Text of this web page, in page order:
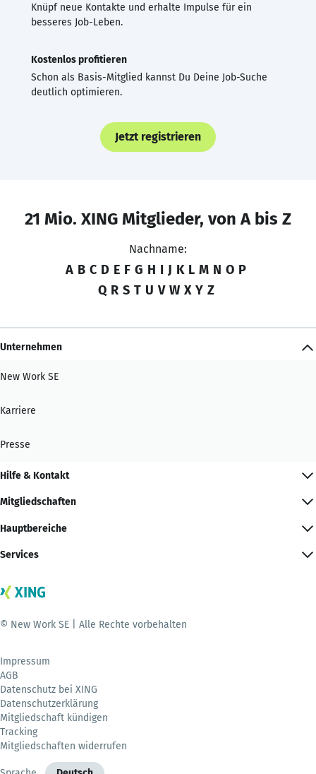
Knüpf neue Kontakte und erhalte Impulse für ein
besseres Job-Leben.
Kostenlos profitieren
Schon als Basis-Mitglied kannst Du Deine Job-Suche
deutlich optimieren.
Jetzt registrieren
21 Mio. XING Mitglieder, von A bis Z
Nachname:
A B C D E F G H I J K L M N O P
Q R S T U V W X Y Z
Unternehmen
New Work SE
Karriere
Presse
Hilfe & Kontakt
Mitgliedschaften
Hauptbereiche
Services
© New Work SE | Alle Rechte vorbehalten
Impressum
AGB
Datenschutz bei XING
Datenschutzerklärung
Mitgliedschaft kündigen
Tracking
Mitgliedschaften widerrufen